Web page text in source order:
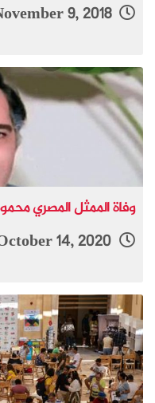
November 9, 2018
وفاة الممثل المصري محمود